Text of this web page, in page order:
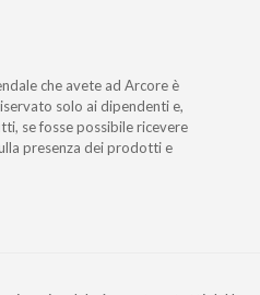
che avete ad Arcore è
solo ai dipendenti e,
se fosse possibile ricevere
presenza dei prodotti e